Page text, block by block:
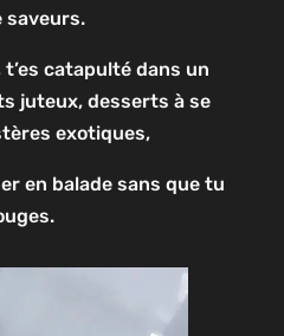
saveurs.
catapulté dans un
juteux, desserts à se
exotiques,
en balade sans que tu